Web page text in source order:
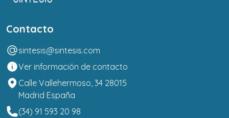
Contacto
sintesis@sintesis.com
Ver información de contacto
Calle Vallehermoso, 34 28015
Madrid España
(34) 91 593 20 98